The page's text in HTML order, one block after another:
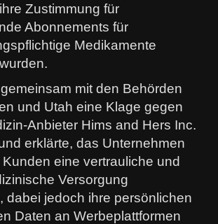
Zustimmung für
Abonnements für
Medikamente
mit den Behörden
und Utah eine Klage gegen
Anbieter Hims and Hers Inc.
erklärte, das Unternehmen
eine vertrauliche und
Versorgung
dabei jedoch ihre persönlichen
Daten an Werbeplattformen